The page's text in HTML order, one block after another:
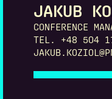
JAKUB
CONFERENCE
TEL. +48 504